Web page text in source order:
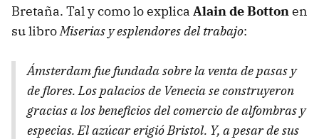
Bretaña. Tal y como lo explica Alain de Bottonen
su libroMiserias y esplendores del trabajo:
Ámsterdam fue fundada sobre la venta de pasas y
de flores. Los palacios de Venecia se construyeron
gracias a los beneficios del comercio de alfombras y
especias. El azúcar erigió Bristol. Y, a pesar de sus